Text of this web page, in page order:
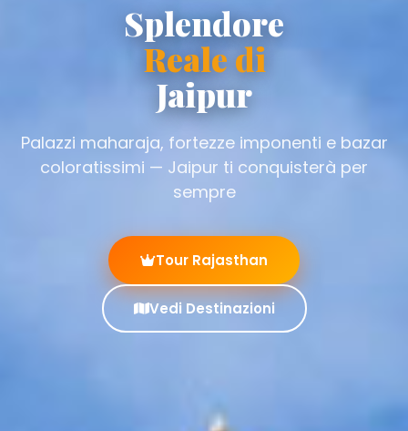
Splendore
Reale di
Jaipur
Palazzi maharaja, fortezze imponenti e bazar
coloratissimi — Jaipur ti conquisterà per
sempre
Tour Rajasthan
Vedi Destinazioni